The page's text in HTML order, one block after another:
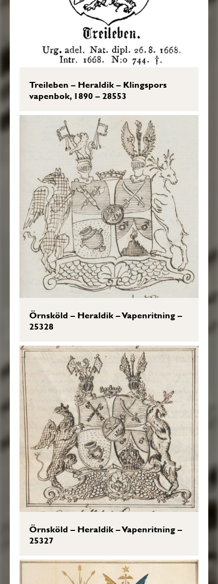
Treileben – Heraldik – Klingspors
vapenbok, 1890 – 28553
Örnsköld – Heraldik – Vapenritning –
25328
Örnsköld – Heraldik – Vapenritning –
25327